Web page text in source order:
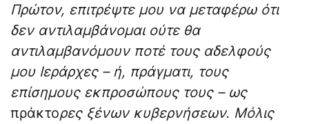
Πρώτον, επιτρέψτε μου να μεταφέρω ότι
δεν αντιλαμβάνομαι ούτε θα
αντιλαμβανόμουν ποτέ τους αδελφούς
μου Ιεράρχες – ή, πράγματι, τους
επίσημους εκπροσώπους τους – ως
πράκτορες ξένων κυβερνήσεων. Μόλις